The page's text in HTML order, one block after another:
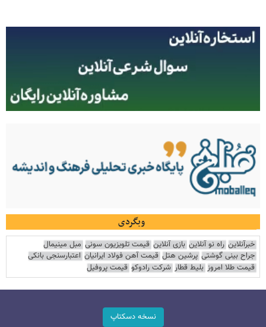
وبگردی
خبرآنلاین راه نو آنلاین بازی آنلاین قیمت تلویزیون سونی مبل مینیمال
جراح بینی گوشتی پرشین هتل قیمت آهن فولاد ایرانیان اعتبارسنجی بانکی
قیمت طلا امروز بلیط قطار شرکت رادوکو قیمت پروفیل
نسخه دسکتاپ